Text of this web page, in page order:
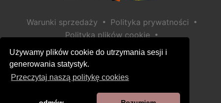
Używamy plików cookie do utrzymania sesji i
generowania statystyk.
Przeczytaj naszą politykę cookies
Warunki sprzedaży • Polityka prywatności •
Polityka plików cookie •
Polityka bezpieczeństwa dzieci
Pomoc / Kontakt